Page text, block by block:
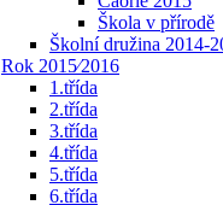
Škola v přírodě
Školní družina 2014-
Rok 2015⁄2016
1.třída
2.třída
3.třída
4.třída
5.třída
6.třída